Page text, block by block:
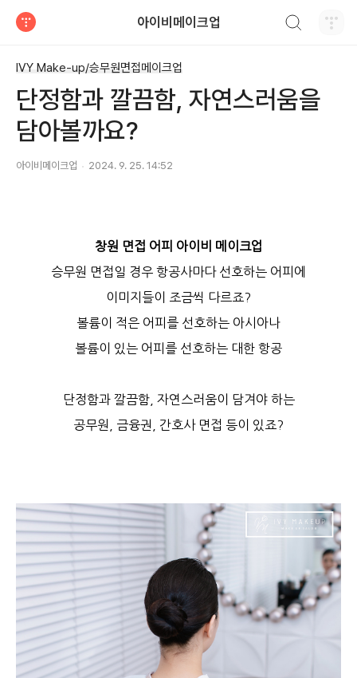
아이비메이크업
IVY Make-up/승무원면접메이크업
단정함과 깔끔함, 자연스러움을
담아볼까요?
아이비메이크업 2024. 9. 25. 14:52
창원 면접 어피 아이비 메이크업
승무원 면접일 경우 항공사마다 선호하는 어피에
이미지들이 조금씩 다르죠?
볼륨이 적은 어피를 선호하는 아시아나
볼륨이 있는 어피를 선호하는 대한 항공
단정함과 깔끔함, 자연스러움이 담겨야 하는
공무원, 금융권, 간호사 면접 등이 있죠?